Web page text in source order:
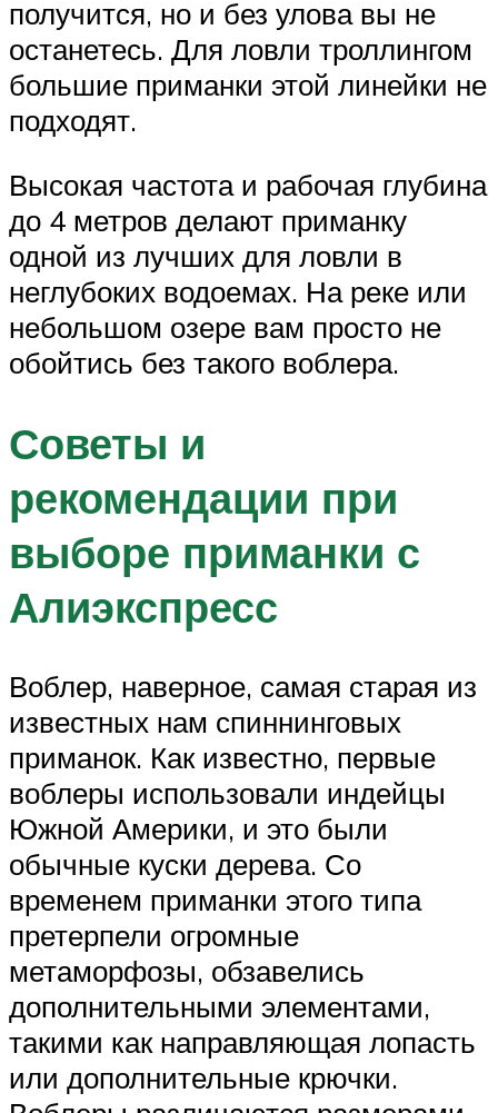
получится, но и без улова вы не
останетесь. Для ловли троллингом
большие приманки этой линейки не
подходят.
Высокая частота и рабочая глубина
до 4 метров делают приманку
одной из лучших для ловли в
неглубоких водоемах. На реке или
небольшом озере вам просто не
обойтись без такого воблера.
Советы и
рекомендации при
выборе приманки с
Алиэкспресс
Воблер, наверное, самая старая из
известных нам спиннинговых
приманок. Как известно, первые
воблеры использовали индейцы
Южной Америки, и это были
обычные куски дерева. Со
временем приманки этого типа
претерпели огромные
метаморфозы, обзавелись
дополнительными элементами,
такими как направляющая лопасть
или дополнительные крючки.